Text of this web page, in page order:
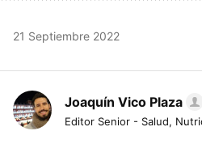
21 Septiembre 2022
Joaquín Vico Plaza
Editor Senior - Salud,